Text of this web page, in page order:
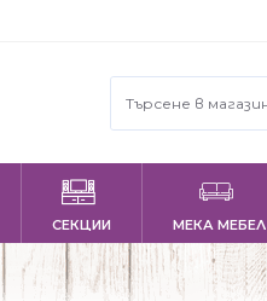
СЕКЦИИ МЕКА МЕБЕЛ